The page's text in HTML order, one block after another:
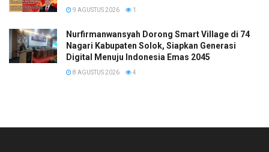
9 AGUSTUS 2026 1
Nurfirmanwansyah Dorong Smart Village di 74
Nagari Kabupaten Solok, Siapkan Generasi
Digital Menuju Indonesia Emas 2045
8 AGUSTUS 2026 4